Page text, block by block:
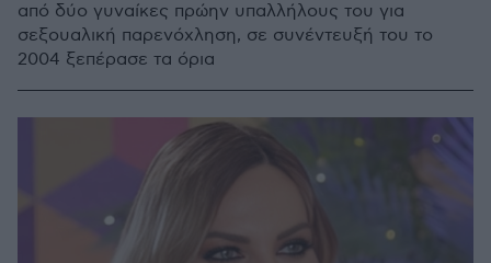
από δύο γυναίκες πρώην υπαλλήλους του για
σεξουαλική παρενόχληση, σε συνέντευξή του το
2004 ξεπέρασε τα όρια